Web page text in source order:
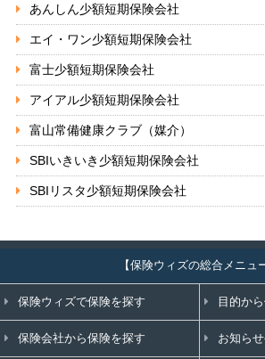
あんしん少額短期保険会社
エイ・ワン少額短期保険会社
富士少額短期保険会社
アイアル少額短期保険会社
富山常備健康クラブ（媒介）
SBIいきいき少額短期保険会社
SBIリスタ少額短期保険会社
【保険ウィズの総合メニュ
保険ウィズで保険を探す 目的か
保険会社から保険を探す お知ら